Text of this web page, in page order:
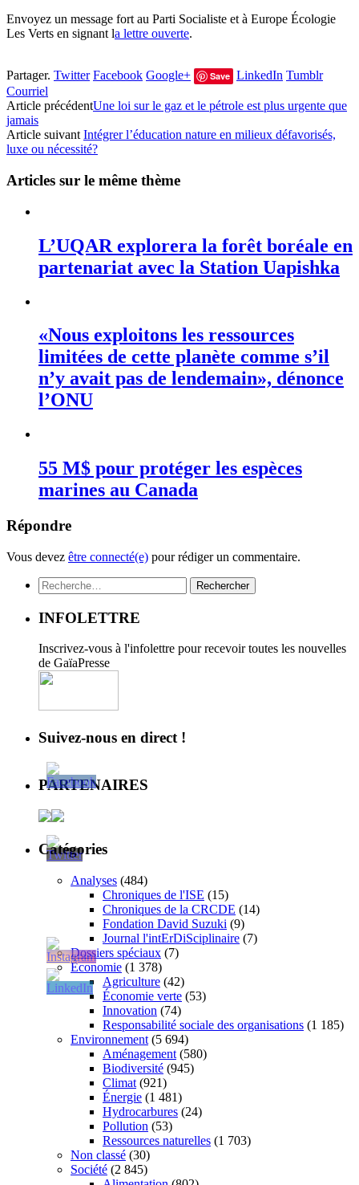
Envoyez un message fort au Parti Socialiste et à Europe Écologie
Les Verts en signant la lettre ouverte.
Partager. Twitter Facebook Google+ Save LinkedIn Tumblr
Courriel
Article précédentUne loi sur le gaz et le pétrole est plus urgente que
jamais
Article suivant Intégrer l’éducation nature en milieux défavorisés,
luxe ou nécessité?
Articles sur le même thème
L’UQAR explorera la forêt boréale en
partenariat avec la Station Uapishka
«Nous exploitons les ressources
limitées de cette planète comme s’il
n’y avait pas de lendemain», dénonce
l’ONU
55 M$ pour protéger les espèces
marines au Canada
Répondre
Vous devez être connecté(e) pour rédiger un commentaire.
Rechercher :
INFOLETTRE
Inscrivez-vous à l'infolettre pour recevoir toutes les nouvelles
de GaïaPresse
Suivez-nous en direct !
PARTENAIRES
Catégories
Analyses (484)
Chroniques de l'ISE (15)
Chroniques de la CRCDE (14)
Fondation David Suzuki (9)
Journal l'intErDiSciplinaire (7)
Dossiers spéciaux (7)
Économie (1 378)
Agriculture (42)
Économie verte (53)
Innovation (74)
Responsabilité sociale des organisations (1 185)
Environnement (5 694)
Aménagement (580)
Biodiversité (945)
Climat (921)
Énergie (1 481)
Hydrocarbures (24)
Pollution (53)
Ressources naturelles (1 703)
Non classé (30)
Société (2 845)